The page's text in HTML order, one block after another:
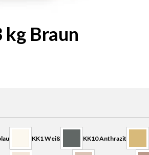
Braun
KK1 Weiß KK10 Anthrazit